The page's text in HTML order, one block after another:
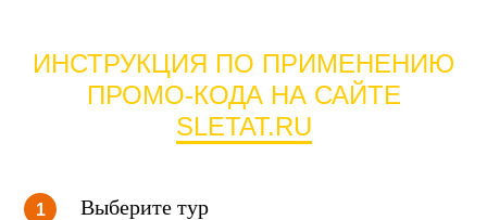
ИНСТРУКЦИЯ ПО ПРИМЕНЕНИЮ
ПРОМО-КОДА НА САЙТЕ
SLETAT.RU
Выберите тур